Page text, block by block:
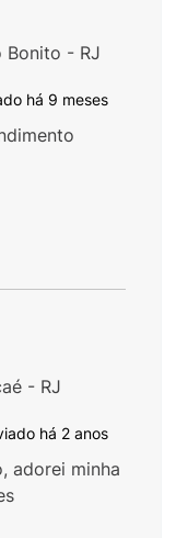
há 9 meses
Bonito - RJ
há 2 anos
adorei minha
- RJ